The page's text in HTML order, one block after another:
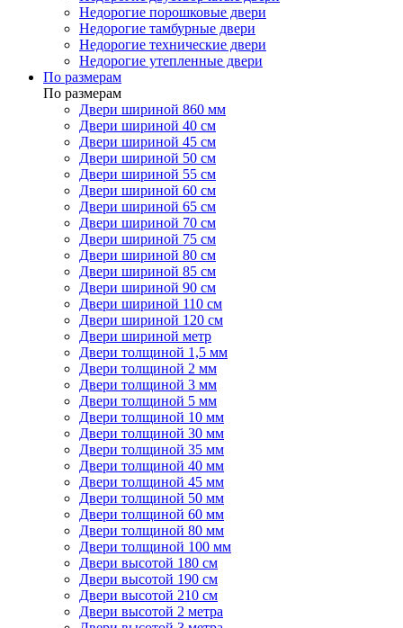
Недорогие порошковые двери
Недорогие тамбурные двери
Недорогие технические двери
Недорогие утепленные двери
По размерам
По размерам
Двери шириной 860 мм
Двери шириной 40 см
Двери шириной 45 см
Двери шириной 50 см
Двери шириной 55 см
Двери шириной 60 см
Двери шириной 65 см
Двери шириной 70 см
Двери шириной 75 см
Двери шириной 80 см
Двери шириной 85 см
Двери шириной 90 см
Двери шириной 110 см
Двери шириной 120 см
Двери шириной метр
Двери толщиной 1,5 мм
Двери толщиной 2 мм
Двери толщиной 3 мм
Двери толщиной 5 мм
Двери толщиной 10 мм
Двери толщиной 30 мм
Двери толщиной 35 мм
Двери толщиной 40 мм
Двери толщиной 45 мм
Двери толщиной 50 мм
Двери толщиной 60 мм
Двери толщиной 80 мм
Двери толщиной 100 мм
Двери высотой 180 см
Двери высотой 190 см
Двери высотой 210 см
Двери высотой 2 метра